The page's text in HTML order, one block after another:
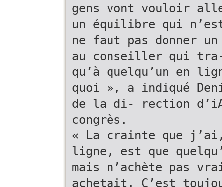
gens vont vouloir
un équilibre qui
ne faut pas donner
au conseiller qui
qu’à quelqu’un en
quoi », a indiqué
de la di- rection
congrès.
« La crainte que
ligne, est que
mais n’achète pas
achetait. C’est